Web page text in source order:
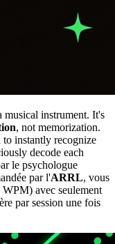
musical instrument. It's
, not memorization.
instantly recognize
decode each
le psychologue
par l'ARRL, vous
avec seulement
par session une fois